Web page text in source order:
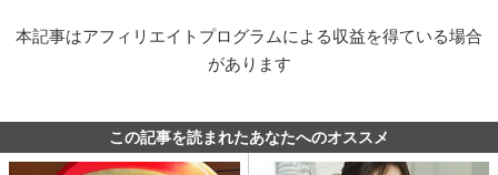
本記事はアフィリエイトプログラムによる収益を得ている場合
があります
この記事を読まれたあなたへのオススメ